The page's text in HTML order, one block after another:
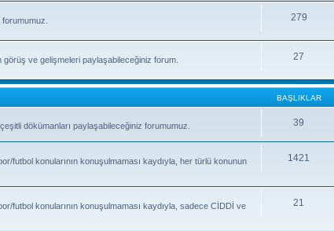
279
ve gelişmeleri paylaşabileceğiniz forum.
27
BAŞLIKLAR
dökümanları paylaşabileceğiniz forumumuz.
39
futbol konularının konuşulmaması kaydıyla, her türlü konunun
1421
futbol konularının konuşulmaması kaydıyla, sadece CİDDİ ve
21